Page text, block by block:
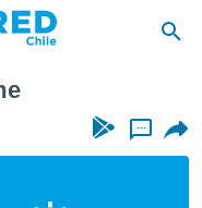
...